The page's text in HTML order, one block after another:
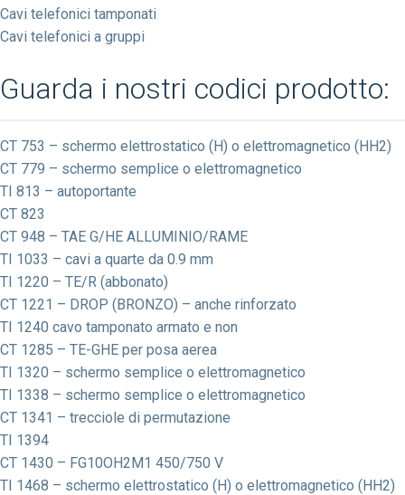
Cavi telefonici tamponati
Cavi telefonici a gruppi
Guarda i nostri codici prodotto:
CT 753 – schermo elettrostatico (H) o elettromagnetico (HH2)
CT 779 – schermo semplice o elettromagnetico
TI 813 – autoportante
CT 823
CT 948 – TAE G/HE ALLUMINIO/RAME
TI 1033 – cavi a quarte da 0.9 mm
TI 1220 – TE/R (abbonato)
CT 1221 – DROP (BRONZO) – anche rinforzato
TI 1240 cavo tamponato armato e non
CT 1285 – TE-GHE per posa aerea
TI 1320 – schermo semplice o elettromagnetico
TI 1338 – schermo semplice o elettromagnetico
CT 1341 – trecciole di permutazione
TI 1394
CT 1430 – FG10OH2M1 450/750 V
TI 1468 – schermo elettrostatico (H) o elettromagnetico (HH2)